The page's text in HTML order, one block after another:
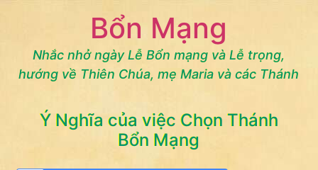
đến
nội
dung
Bổn Mạng
Nhắc nhở ngày Lễ Bổn mạng và Lễ trọng,
hướng về Thiên Chúa, mẹ Maria và các Thánh
Ý Nghĩa của việc Chọn Thánh
Bổn Mạng